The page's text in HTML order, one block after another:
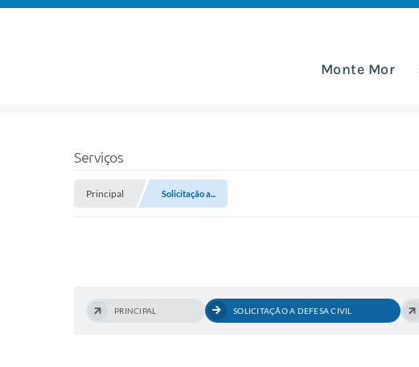
Monte Mor
Serviços
Principal Solicitação a...
PRINCIPAL SOLICITAÇÃO A DEFESA CIVIL